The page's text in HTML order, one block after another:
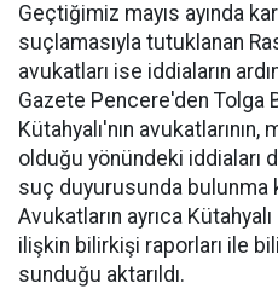
Geçtiğimiz mayıs ayında
suçlamasıyla tutuklanan
avukatları ise iddiaların
Gazete Pencere'den Tolga
Kütahyalı'nın
olduğu yönündeki iddiaları
suç duyurusunda bulunma
Avukatların ayrıca
ilişkin bilirkişi raporları ile
sunduğu aktarıldı.